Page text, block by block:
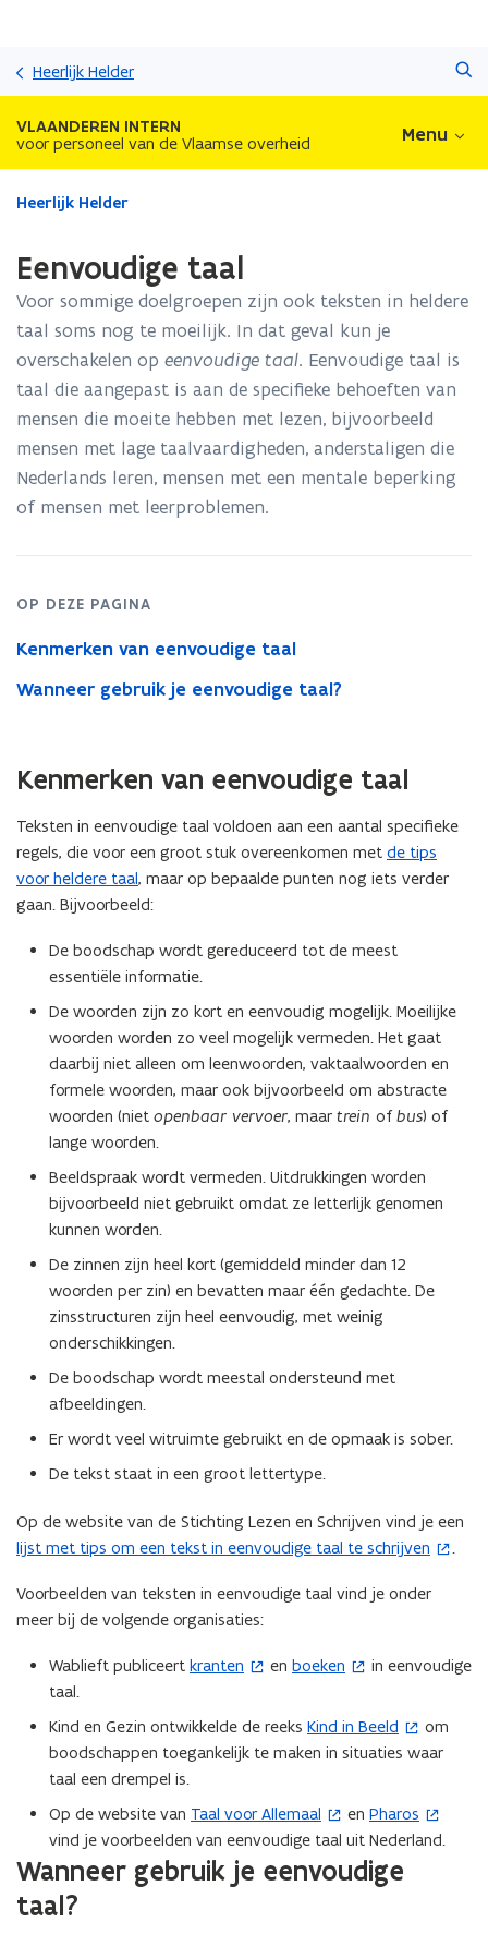
inhoud
Heerlijk Helder
VLAANDEREN INTERN
voor personeel van de Vlaamse overheid Menu
Gedaan
bevindt
op:
Eenvoudige
taal
Heerlijk Helder
Eenvoudige taal
Voor sommige doelgroepen zijn ook teksten in heldere
taal soms nog te moeilijk. In dat geval kun je
overschakelen op eenvoudige taal. Eenvoudige taal is
taal die aangepast is aan de specifieke behoeften van
mensen die moeite hebben met lezen, bijvoorbeeld
mensen met lage taalvaardigheden, anderstaligen die
Nederlands leren, mensen met een mentale beperking
of mensen met leerproblemen.
OP DEZE PAGINA
Kenmerken van eenvoudige taal
Wanneer gebruik je eenvoudige taal?
Kenmerken van eenvoudige taal
Teksten in eenvoudige taal voldoen aan een aantal specifieke
regels, die voor een groot stuk overeenkomen met de tips
voor heldere taal, maar op bepaalde punten nog iets verder
gaan. Bijvoorbeeld:
De boodschap wordt gereduceerd tot de meest
essentiële informatie.
De woorden zijn zo kort en eenvoudig mogelijk. Moeilijke
woorden worden zo veel mogelijk vermeden. Het gaat
daarbij niet alleen om leenwoorden, vaktaalwoorden en
formele woorden, maar ook bijvoorbeeld om abstracte
woorden (niet openbaar vervoer, maar trein ofbus) of
lange woorden.
Beeldspraak wordt vermeden. Uitdrukkingen worden
bijvoorbeeld niet gebruikt omdat ze letterlijk genomen
kunnen worden.
De zinnen zijn heel kort (gemiddeld minder dan 12
woorden per zin) en bevatten maar één gedachte. De
zinsstructuren zijn heel eenvoudig, met weinig
onderschikkingen.
De boodschap wordt meestal ondersteund met
afbeeldingen.
Er wordt veel witruimte gebruikt en de opmaak is sober.
De tekst staat in een groot lettertype.
Op de website van de Stichting Lezen en Schrijven vind je een
lijst met tips om een tekst in eenvoudige taal te schrijven
(
p
e
w
e
.
Voorbeelden van teksten in eenvoudige taal vind je onder
meer bij de volgende organisaties:
Wablieft publiceert kranten
(
p
e
i
n
n
en boeken
(
p
e
i
n
n
in eenvoudige
taal.
Kind en Gezin ontwikkelde de reeks Kind in Beeld
(
o
e
n
i
om
boodschappen toegankelijk te maken in situaties waar
taal een drempel is.
Op de website van Taal voor Allemaal
(
o
p
en Pharos
(
o
p
e
vind je voorbeelden van eenvoudige taal uit Nederland.
Wanneer gebruik je eenvoudige
taal?